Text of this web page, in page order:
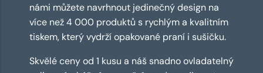
námi můžete navrhnout jedinečný design na
více než 4 000 produktů s rychlým a kvalitním
tiskem, který vydrží opakované praní i sušičku.
Skvělé ceny od 1 kusu a náš snadno ovladatelný